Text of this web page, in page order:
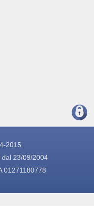
2015
dal 23/09/2004
01271180778